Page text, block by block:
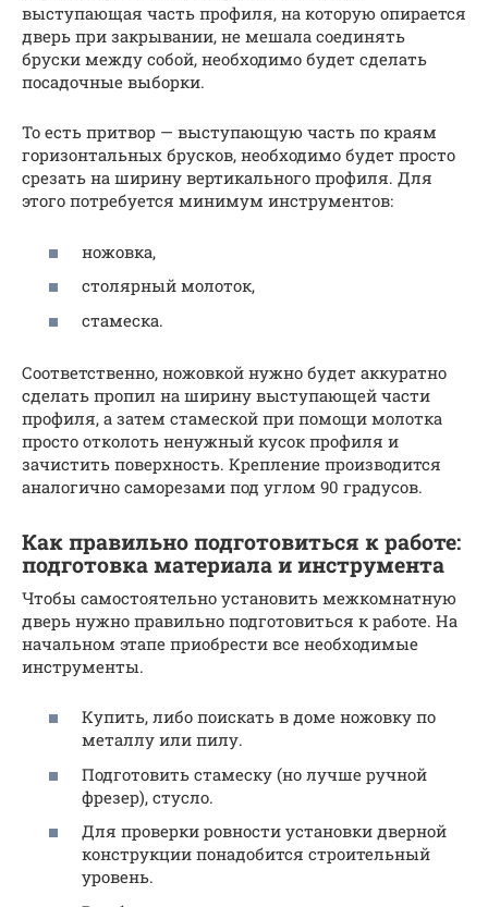
выступающая часть профиля, на которую опирается
дверь при закрывании, не мешала соединять
бруски между собой, необходимо будет сделать
посадочные выборки.
То есть притвор — выступающую часть по краям
горизонтальных брусков, необходимо будет просто
срезать на ширину вертикального профиля. Для
этого потребуется минимум инструментов:
ножовка,
столярный молоток,
стамеска.
Соответственно, ножовкой нужно будет аккуратно
сделать пропил на ширину выступающей части
профиля, а затем стамеской при помощи молотка
просто отколоть ненужный кусок профиля и
зачистить поверхность. Крепление производится
аналогично саморезами под углом 90 градусов.
Как правильно подготовиться к работе:
подготовка материала и инструмента
Чтобы самостоятельно установить межкомнатную
дверь нужно правильно подготовиться к работе. На
начальном этапе приобрести все необходимые
инструменты.
Купить, либо поискать в доме ножовку по
металлу или пилу.
Подготовить стамеску (но лучше ручной
фрезер), стусло.
Для проверки ровности установки дверной
конструкции понадобится строительный
уровень.